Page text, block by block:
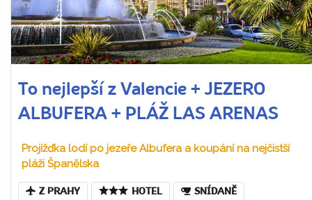
To nejlepší z Valencie + JEZERO
ALBUFERA + PLÁŽ LAS ARENAS
Projížďka lodí po jezeře Albufera a koupání na nejčistší
pláži Španělska
Z PRAHY HOTEL SNÍDANĚ